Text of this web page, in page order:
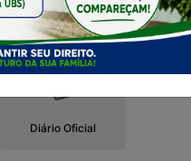
Diário Oficial